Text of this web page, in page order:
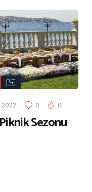
2022 0 0
Sezonu